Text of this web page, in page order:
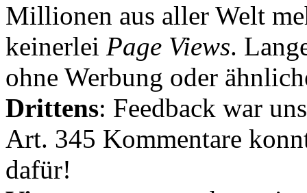
Millionen aus aller Welt
keinerlei Page Views.
ohne Werbung oder
Drittens: Feedback war
Art. 345 Kommentare
dafür!